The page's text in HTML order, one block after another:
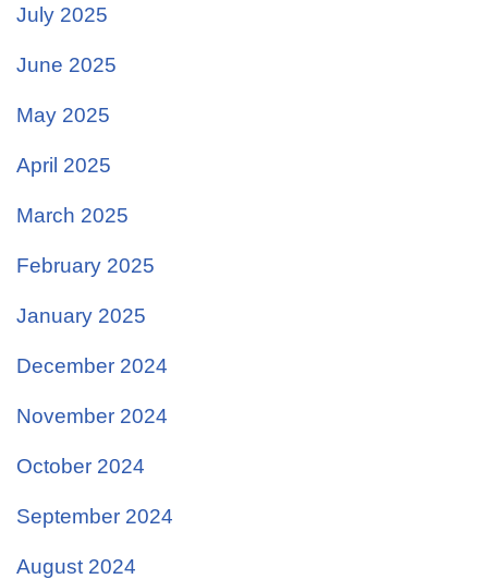
July 2025
June 2025
May 2025
April 2025
March 2025
February 2025
January 2025
December 2024
November 2024
October 2024
September 2024
August 2024